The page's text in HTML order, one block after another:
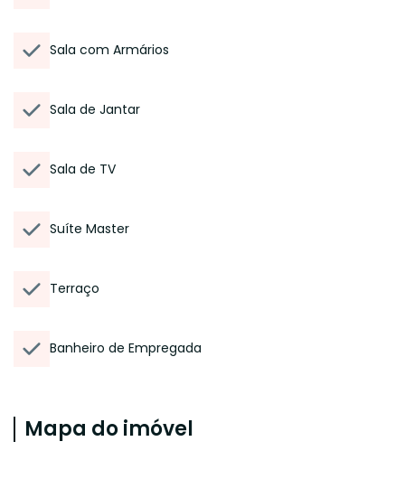
Sala com Armários
Sala de Jantar
Sala de TV
Suíte Master
Terraço
Banheiro de Empregada
Mapa do imóvel